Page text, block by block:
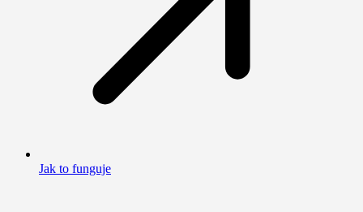
Jak to funguje